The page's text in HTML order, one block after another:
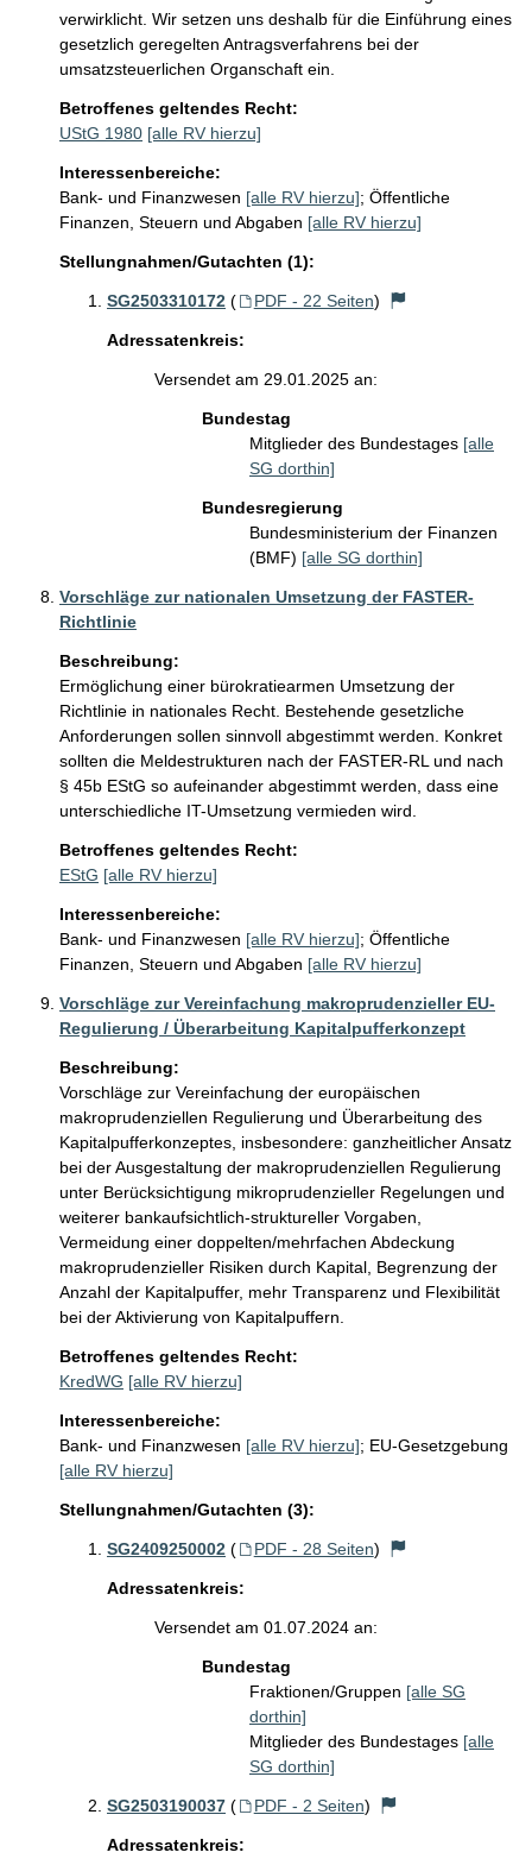
verwirklicht. Wir setzen uns deshalb für die Einführung eines
gesetzlich geregelten Antragsverfahrens bei der
umsatzsteuerlichen Organschaft ein.
Betroffenes geltendes Recht:
UStG 1980 [alle RV hierzu]
Interessenbereiche:
Bank- und Finanzwesen [alle RV hierzu]; Öffentliche
Finanzen, Steuern und Abgaben [alle RV hierzu]
Stellungnahmen/Gutachten (1):
SG2503310172 ( PDF - 22 Seiten)
Adressatenkreis:
Versendet am 29.01.2025 an:
Bundestag
Mitglieder des Bundestages [alle
SG dorthin]
Bundesregierung
Bundesministerium der Finanzen
(BMF) [alle SG dorthin]
Vorschläge zur nationalen Umsetzung der FASTER-
Richtlinie
Beschreibung:
Ermöglichung einer bürokratiearmen Umsetzung der
Richtlinie in nationales Recht. Bestehende gesetzliche
Anforderungen sollen sinnvoll abgestimmt werden. Konkret
sollten die Meldestrukturen nach der FASTER-RL und nach
§ 45b EStG so aufeinander abgestimmt werden, dass eine
unterschiedliche IT-Umsetzung vermieden wird.
Betroffenes geltendes Recht:
EStG [alle RV hierzu]
Interessenbereiche:
Bank- und Finanzwesen [alle RV hierzu]; Öffentliche
Finanzen, Steuern und Abgaben [alle RV hierzu]
Vorschläge zur Vereinfachung makroprudenzieller EU-
Regulierung / Überarbeitung Kapitalpufferkonzept
Beschreibung:
Vorschläge zur Vereinfachung der europäischen
makroprudenziellen Regulierung und Überarbeitung des
Kapitalpufferkonzeptes, insbesondere: ganzheitlicher Ansatz
bei der Ausgestaltung der makroprudenziellen Regulierung
unter Berücksichtigung mikroprudenzieller Regelungen und
weiterer bankaufsichtlich-struktureller Vorgaben,
Vermeidung einer doppelten/mehrfachen Abdeckung
makroprudenzieller Risiken durch Kapital, Begrenzung der
Anzahl der Kapitalpuffer, mehr Transparenz und Flexibilität
bei der Aktivierung von Kapitalpuffern.
Betroffenes geltendes Recht:
KredWG [alle RV hierzu]
Interessenbereiche:
Bank- und Finanzwesen [alle RV hierzu]; EU-Gesetzgebung
[alle RV hierzu]
Stellungnahmen/Gutachten (3):
SG2409250002 ( PDF - 28 Seiten)
Adressatenkreis:
Versendet am 01.07.2024 an:
Bundestag
Fraktionen/Gruppen [alle SG
dorthin]
Mitglieder des Bundestages [alle
SG dorthin]
SG2503190037 ( PDF - 2 Seiten)
Adressatenkreis: